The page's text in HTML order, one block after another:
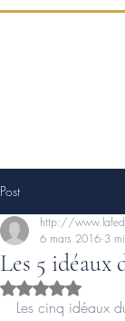
Post
Les 5 idéaux
http://
6 mars 2016 3
Noté NaN
Les cinq idéaux